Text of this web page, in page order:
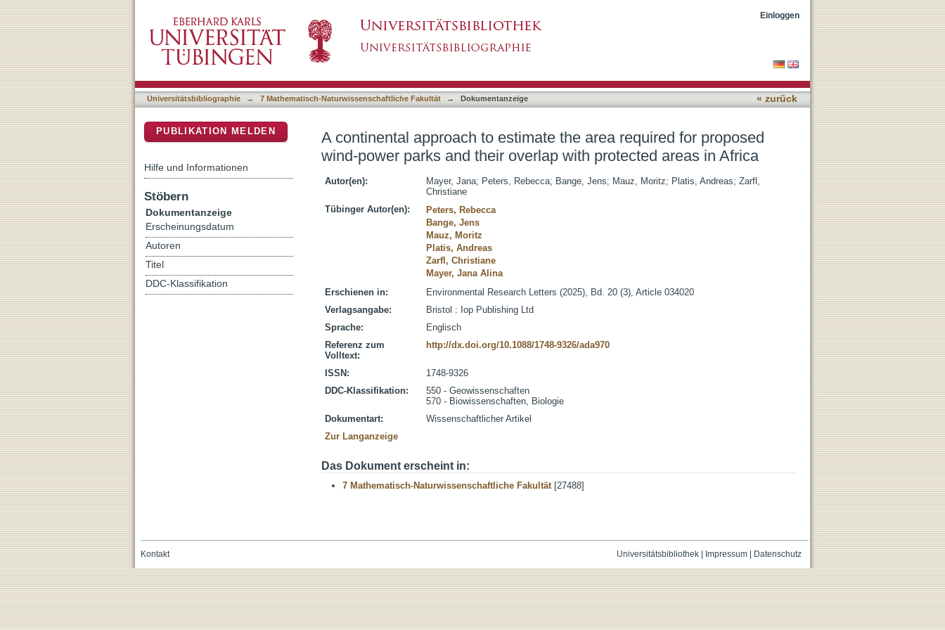
A continental approach to estimate the area required for proposed wind-power parks and their
overlap with protected areas in Africa
Einloggen
Universitätsbibliographie → 7 Mathematisch-Naturwissenschaftliche Fakultät → Dokumentanzeige « zurück
A continental approach to estimate the area required for proposed
wind-power parks and their overlap with protected areas in Africa
Autor(en): Mayer, Jana; Peters, Rebecca; Bange, Jens; Mauz, Moritz; Platis, Andreas; Zarfl,
Christiane
Tübinger Autor(en):
Peters, Rebecca
Bange, Jens
Mauz, Moritz
Platis, Andreas
Zarfl, Christiane
Mayer, Jana Alina
Erschienen in:
Environmental Research Letters (2025), Bd. 20 (3), Article 034020
Verlagsangabe:
Bristol : Iop Publishing Ltd
Sprache:
Englisch
Referenz zum
Volltext:
http://dx.doi.org/10.1088/1748-9326/ada970
ISSN:
1748-9326
DDC-Klassifikation:
550 - Geowissenschaften
570 - Biowissenschaften, Biologie
Dokumentart:
Wissenschaftlicher Artikel
Zur Langanzeige
Das Dokument erscheint in:
7 Mathematisch-Naturwissenschaftliche Fakultät[27488]
PUBLIKATION MELDEN
Hilfe und Informationen
Stöbern
Dokumentanzeige
Erscheinungsdatum
Autoren
Titel
DDC-Klassifikation
Universitätsbibliothek| Impressum| Datenschutz
Kontakt